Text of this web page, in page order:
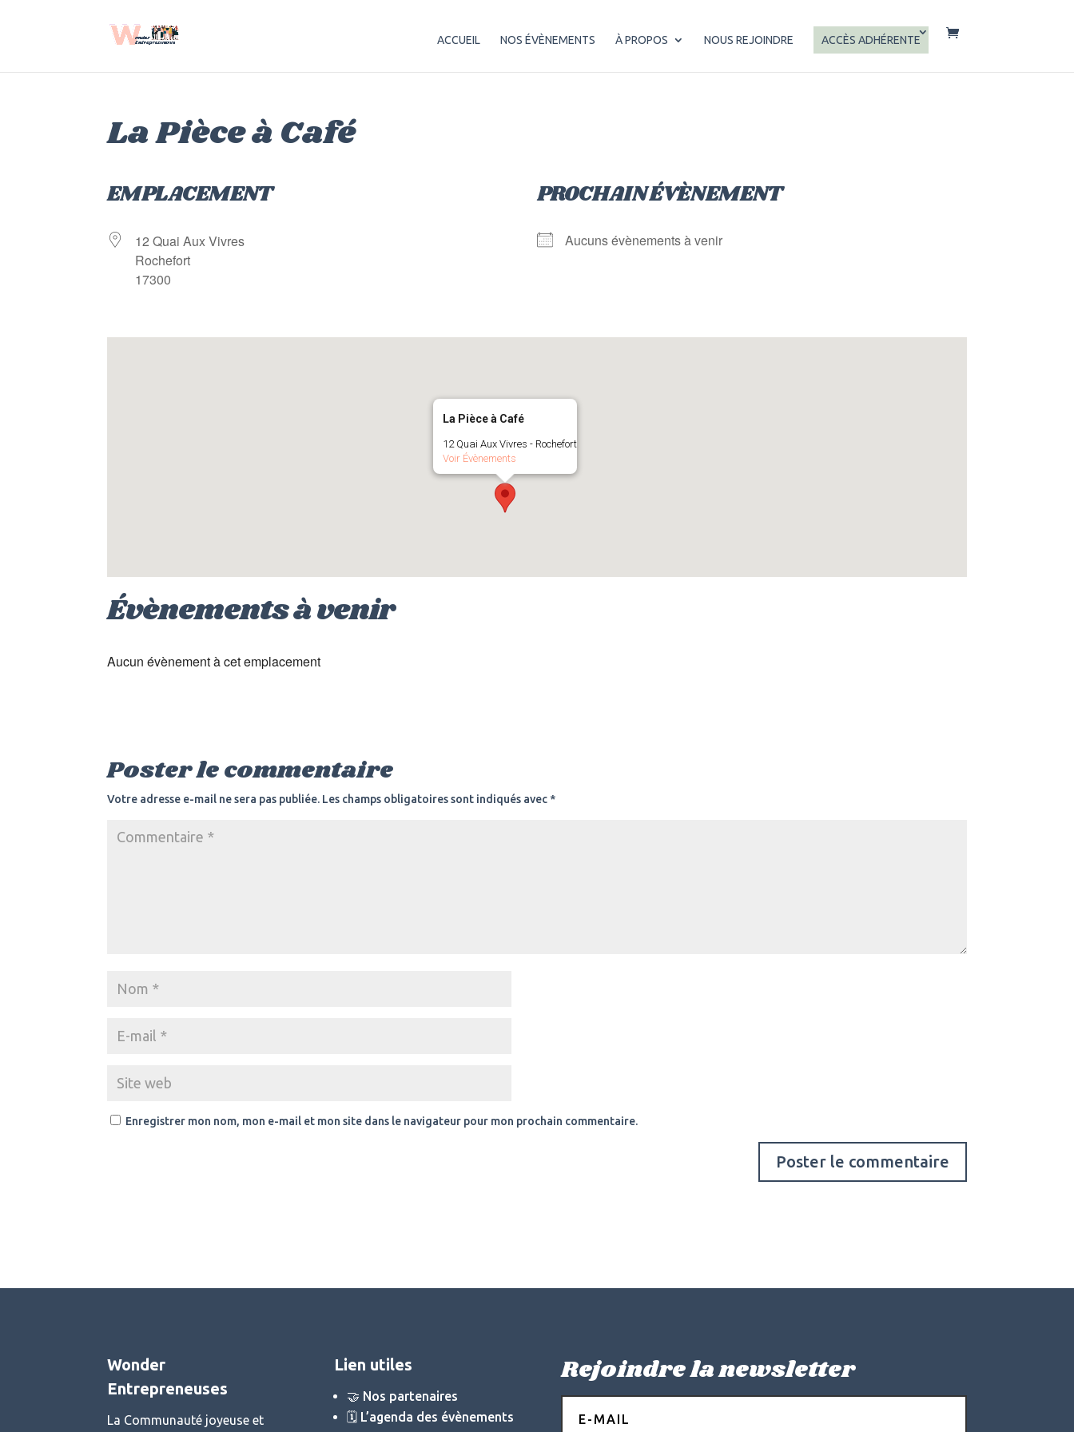
ACCUEIL NOS ÉVÈNEMENTS À PROPOS NOUS REJOINDRE ACCÈS ADHÉRENTE
La Pièce à Café
EMPLACEMENT
12 Quai Aux Vivres
Rochefort
17300
PROCHAIN ÉVÈNEMENT
Aucuns évènements à venir
La Pièce à Café
12 Quai Aux Vivres - Rochefort
Voir Évènements
Évènements à venir
Aucun évènement à cet emplacement
Poster le commentaire
Votre adresse e-mail ne sera pas publiée. Les champs obligatoires sont indiqués avec *
Enregistrer mon nom, mon e-mail et mon site dans le navigateur pour mon prochain commentaire.
Wonder
Entrepreneuses
La Communauté joyeuse et
Lien utiles
🤝 Nos partenaires
🗓 L’agenda des évènements
Rejoindre la newsletter